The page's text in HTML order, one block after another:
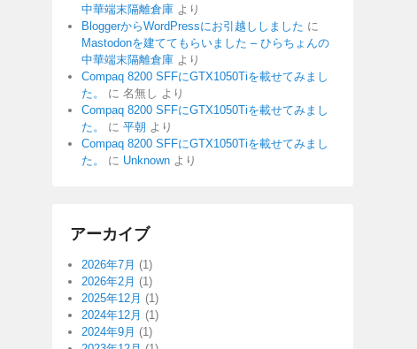
中華端末隔離倉庫 より
BloggerからWordPressにお引越ししました に
Mastodonを建ててもらいました – ひらちょんの
中華端末隔離倉庫 より
Compaq 8200 SFFにGTX1050Tiを載せてみまし
た。
に 名無し より
Compaq 8200 SFFにGTX1050Tiを載せてみまし
た。
に 平朝 より
Compaq 8200 SFFにGTX1050Tiを載せてみまし
た。
に Unknown より
アーカイブ
2026年7月 (1)
2026年2月 (1)
2025年12月 (1)
2024年12月 (1)
2024年9月 (1)